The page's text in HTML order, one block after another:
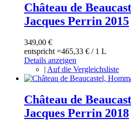
Château de
Jacques Perrin 2015
349,00 €
entspricht =465,33 € / 1 L
Details anzeigen
| Auf die Vergleichsliste
Château de
Jacques Perrin 2018